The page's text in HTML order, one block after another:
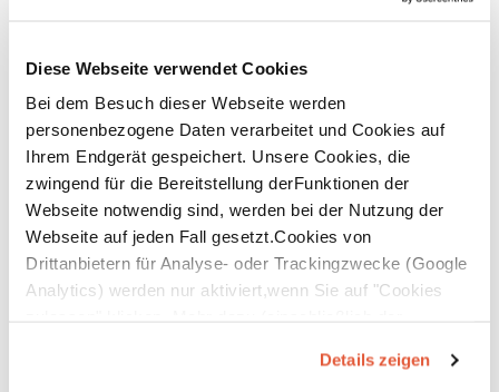
Diese Webseite verwendet Cookies
Bei dem Besuch dieser Webseite werden
personenbezogene Daten verarbeitet und Cookies auf
Ihrem Endgerät gespeichert. Unsere Cookies, die
zwingend für die Bereitstellung derFunktionen der
Webseite notwendig sind, werden bei der Nutzung der
Webseite auf jeden Fall gesetzt.Cookies von
Drittanbietern für Analyse- oder Trackingzwecke (Google
Analytics) werden nur aktiviert,wenn Sie auf "Cookies
Datenschutzerklärung—
Details zeigen
Langfristiger Wissenstransfer